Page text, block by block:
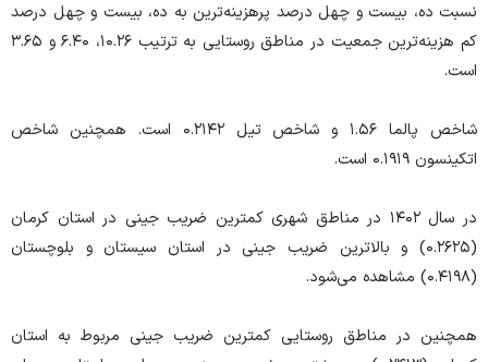
نسبت ده، بیست و چهل درصد پرهزینه‌ترین به ده، بیست و چهل درصد
کم هزینه‌ترین جمعیت در مناطق روستایی به ترتیب ۱۰.۲۶، ۶.۴۰ و ۳.۶۵
است.
شاخص پالما ۱.۵۶ و شاخص تیل ۰.۲۱۴۲ است. همچنین شاخص
اتکینسون ۰.۱۹۱۹ است.
در سال ۱۴۰۲ در مناطق شهری کمترین ضریب جینی در استان کرمان
(۰.۲۶۲۵) و بالاترین ضریب جینی در استان سیستان و بلوچستان
(۰.۴۱۹۸) مشاهده می‌شود.
همچنین در مناطق روستایی کمترین ضریب جینی مربوط به استان